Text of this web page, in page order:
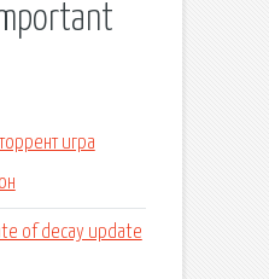
игра
of decay update